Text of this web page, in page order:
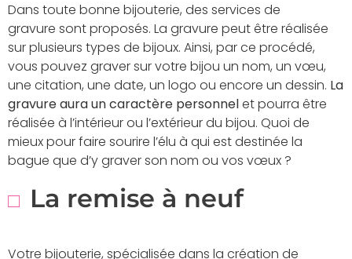
Dans toute bonne bijouterie, des services de
gravure sont proposés. La gravure peut être réalisée
sur plusieurs types de bijoux. Ainsi, par ce procédé,
vous pouvez graver sur votre bijou un nom, un vœu,
une citation, une date, un logo ou encore un dessin. La
gravure aura un caractère personnelet pourra être
réalisée à l’intérieur ou l’extérieur du bijou. Quoi de
mieux pour faire sourire l’élu à qui est destinée la
bague que d’y graver son nom ou vos vœux ?
La remise à neuf
Votre bijouterie, spécialisée dans la création de